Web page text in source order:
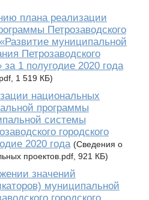
плана реализации
Петрозаводского
«Развитие муниципальной
Петрозаводского
за 1 полугодие 2020 года
1 519 КБ)
национальных
программы
системы
городского
2020 года (Сведения о
проектов.pdf, 921 КБ)
значений
муниципальной